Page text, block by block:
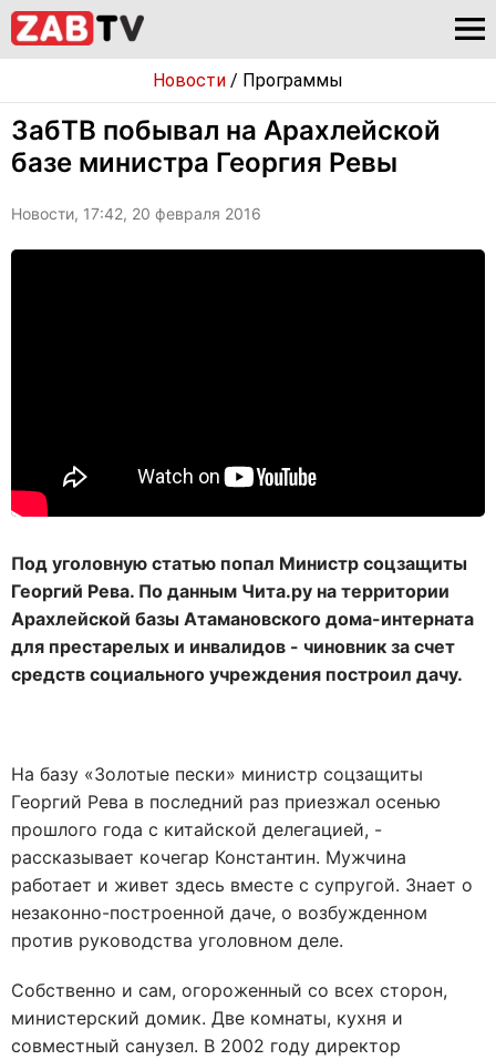
Новости / Программы
ЗабТВ побывал на Арахлейской
базе министра Георгия Ревы
Новости, 17:42, 20 февраля 2016
Под уголовную статью попал Министр соцзащиты
Георгий Рева. По данным Чита.ру на территории
Арахлейской базы Атамановского дома-интерната
для престарелых и инвалидов - чиновник за счет
средств социального учреждения построил дачу.
На базу «Золотые пески» министр соцзащиты
Георгий Рева в последний раз приезжал осенью
прошлого года с китайской делегацией, -
рассказывает кочегар Константин. Мужчина
работает и живет здесь вместе с супругой. Знает о
незаконно-построенной даче, о возбужденном
против руководства уголовном деле.
Собственно и сам, огороженный со всех сторон,
министерский домик. Две комнаты, кухня и
совместный санузел. В 2002 году директор